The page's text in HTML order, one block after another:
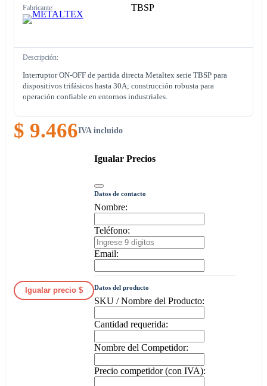
Fabricante:
Descripción:
Interruptor ON-OFF de partida directa Metaltex serie TBSP para
dispositivos trifásicos hasta 30A; construcción robusta para
operación confiable en entornos industriales.
$ 9.466IVA incluido
Igualar precio $
Igualar Precios
Datos de contacto
Nombre:
Teléfono:
Email:
Datos del producto
SKU / Nombre del Producto:
Cantidad requerida:
Nombre del Competidor:
Precio competidor (con IVA):